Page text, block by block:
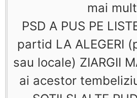
mai
PSD A PUS PE
partid LA ALEGERI
sau locale) ZIARGII
ai acestor